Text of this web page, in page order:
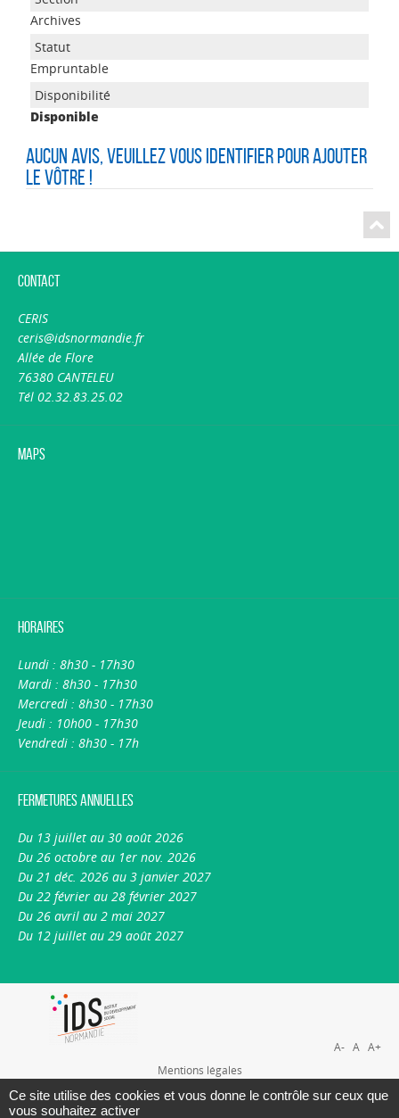
Archives
Empruntable
Disponible
Aucun avis, veuillez vous identifier pour ajouter
le vôtre !
Contact
CERIS
ceris@idsnormandie.fr
Allée de Flore
76380 CANTELEU
Tél 02.32.83.25.02
Maps
Horaires
Lundi : 8h30 - 17h30
Mardi : 8h30 - 17h30
Mercredi : 8h30 - 17h30
Jeudi : 10h00 - 17h30
Vendredi : 8h30 - 17h
Fermetures annuelles
Du 13 juillet au 30 août 2026
Du 26 octobre au 1er nov. 2026
Du 21 déc. 2026 au 3 janvier 2027
Du 22 février au 28 février 2027
Du 26 avril au 2 mai 2027
Du 12 juillet au 29 août 2027
Mentions légales
Plan du site
A- A A+
Ce site utilise des cookies et vous donne le contrôle sur ceux que
vous souhaitez activer